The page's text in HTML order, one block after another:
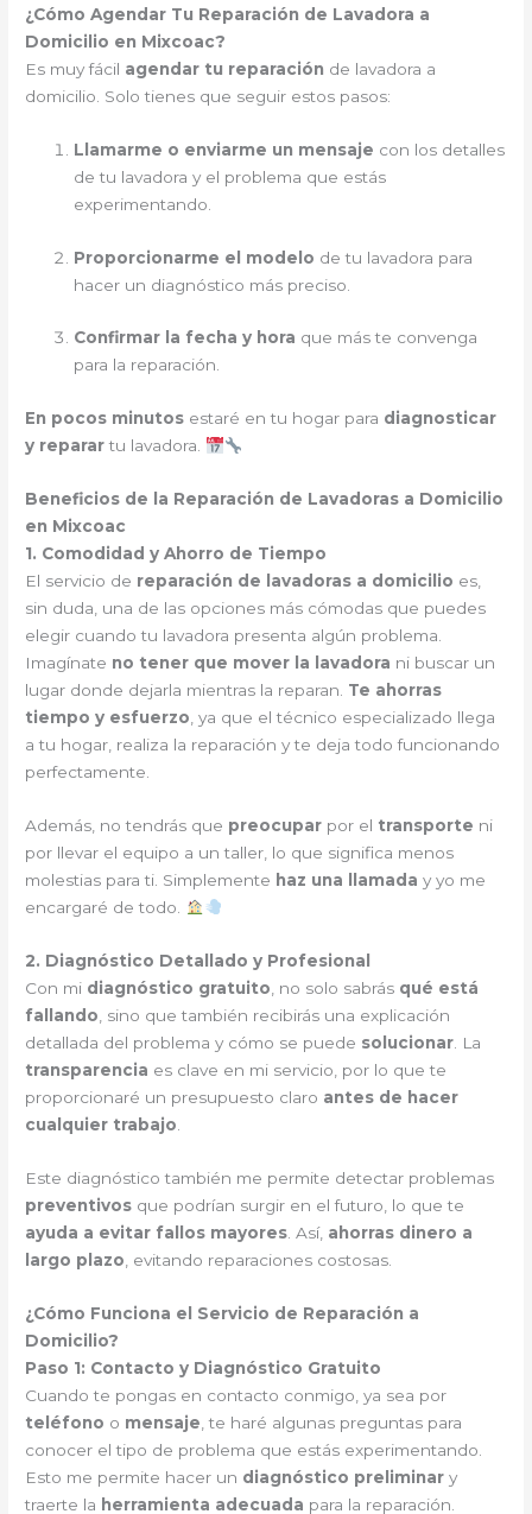
¿Cómo Agendar Tu Reparación de Lavadora a
Domicilio en Mixcoac?
Es muy fácil agendar tu reparación de lavadora a
domicilio. Solo tienes que seguir estos pasos:
Llamarme o enviarme un mensaje con los detalles
de tu lavadora y el problema que estás
experimentando.
Proporcionarme el modelo de tu lavadora para
hacer un diagnóstico más preciso.
Confirmar la fecha y hora que más te convenga
para la reparación.
En pocos minutos estaré en tu hogar para diagnosticar
y reparartu lavadora.
Beneficios de la Reparación de Lavadoras a Domicilio
en Mixcoac
1. Comodidad y Ahorro de Tiempo
El servicio de reparación de lavadoras a domicilio es,
sin duda, una de las opciones más cómodas que puedes
elegir cuando tu lavadora presenta algún problema.
Imagínate no tener que mover la lavadora ni buscar un
lugar donde dejarla mientras la reparan. Te ahorras
tiempo y esfuerzo , ya que el técnico especializado llega
a tu hogar, realiza la reparación y te deja todo funcionando
perfectamente.
Además, no tendrás que preocupar por el transporte ni
por llevar el equipo a un taller, lo que significa menos
molestias para ti. Simplemente haz una llamada y yo me
encargaré de todo.
2. Diagnóstico Detallado y Profesional
Con mi diagnóstico gratuito , no solo sabrás qué está
fallando , sino que también recibirás una explicación
detallada del problema y cómo se puede solucionar . La
transparencia es clave en mi servicio, por lo que te
proporcionaré un presupuesto claro antes de hacer
cualquier trabajo
Este diagnóstico también me permite detectar problemas
preventivos que podrían surgir en el futuro, lo que te
ayuda a evitar fallos mayores . Así, ahorras dinero a
largo plazo , evitando reparaciones costosas.
¿Cómo Funciona el Servicio de Reparación a
Domicilio?
Paso 1: Contacto y Diagnóstico Gratuito
Cuando te pongas en contacto conmigo, ya sea por
teléfono o mensaje , te haré algunas preguntas para
conocer el tipo de problema que estás experimentando.
Esto me permite hacer un diagnóstico preliminar y
traerte la herramienta adecuada para la reparación.